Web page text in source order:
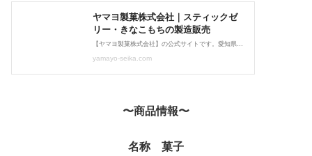
〜商品情報〜
名称 菓子